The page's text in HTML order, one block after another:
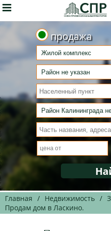

продажа
Главная / Недвижимость /
Продам дом в Ласкино.